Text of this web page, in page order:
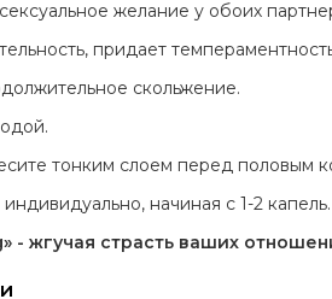
желание у обоих
придает
скольжение.
тонким слоем перед половым
начиная с 1-2 капель.
- жгучая страсть ваших